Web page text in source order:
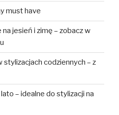
must have
jesień i zimę – zobacz w
codziennych – z
– idealne do stylizacji na